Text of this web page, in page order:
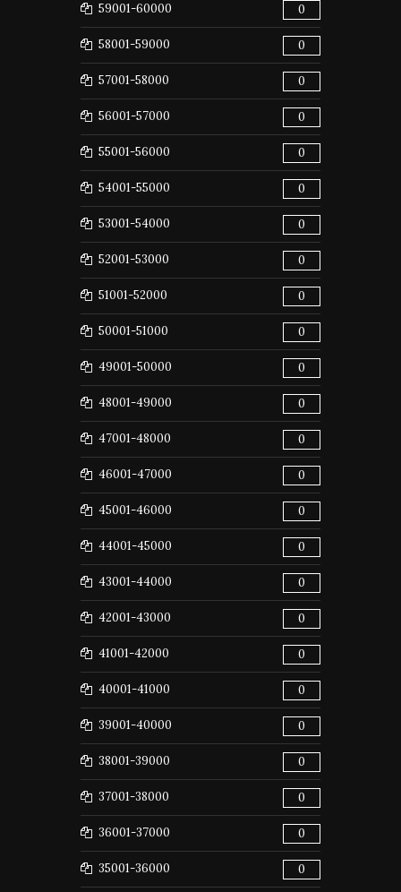
59001-60000 0
58001-59000 0
57001-58000 0
56001-57000 0
55001-56000 0
54001-55000 0
53001-54000 0
52001-53000 0
51001-52000 0
50001-51000 0
49001-50000 0
48001-49000 0
47001-48000 0
46001-47000 0
45001-46000 0
44001-45000 0
43001-44000 0
42001-43000 0
41001-42000 0
40001-41000 0
39001-40000 0
38001-39000 0
37001-38000 0
36001-37000 0
35001-36000 0